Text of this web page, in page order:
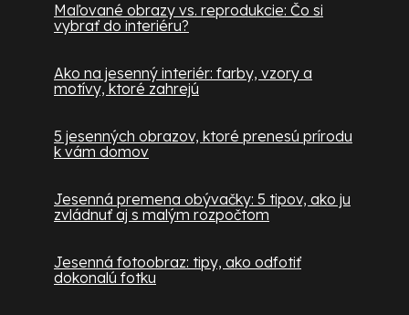
Maľované obrazy vs. reprodukcie: Čo si
vybrať do interiéru?
Ako na jesenný interiér: farby, vzory a
motívy, ktoré zahrejú
5 jesenných obrazov, ktoré prenesú prírodu
k vám domov
Jesenná premena obývačky: 5 tipov, ako ju
zvládnuť aj s malým rozpočtom
Jesenná fotoobraz: tipy, ako odfotiť
dokonalú fotku